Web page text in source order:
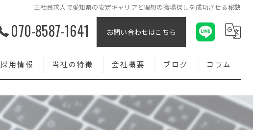
正社員求人で愛知県の安定キャリアと理想の職場探しを成功させる秘訣
070-8587-1641 お問い合わせはこちら
採用情報 当社の特徴
コンクリート
外壁
会社概要 ブログ コラム